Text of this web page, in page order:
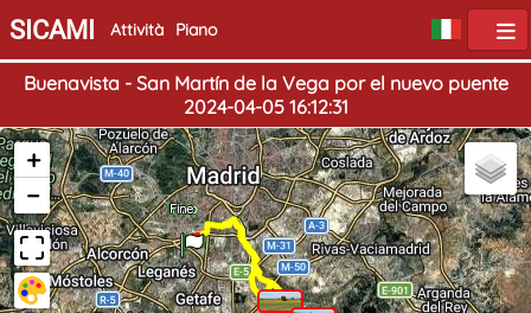
SICAMI Attività Piano
Buenavista - San Martín de la Vega por el nuevo puente
2024-04-05 16:12:31
Inizio
Fine
+
−